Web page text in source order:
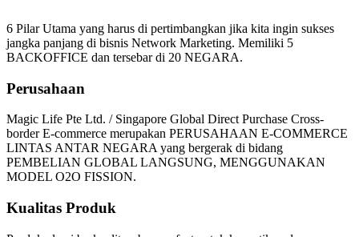
6 Pilar Utama yang harus di pertimbangkan jika kita ingin sukses
jangka panjang di bisnis Network Marketing. Memiliki 5
BACKOFFICE dan tersebar di 20 NEGARA.
Perusahaan
Magic Life Pte Ltd. / Singapore Global Direct Purchase Cross-
border E-commerce merupakan PERUSAHAAN E-COMMERCE
LINTAS ANTAR NEGARA yang bergerak di bidang
PEMBELIAN GLOBAL LANGSUNG, MENGGUNAKAN
MODEL O2O FISSION.
Kualitas Produk